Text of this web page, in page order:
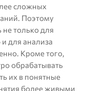
сложных
Поэтому
только для
для анализа
Кроме того,
обрабатывать
их в понятные
более живыми